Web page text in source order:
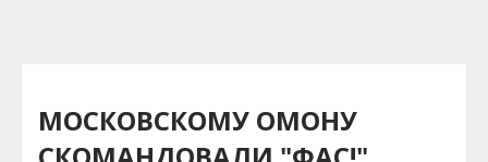
МОСКОВСКОМУ ОМОНУ